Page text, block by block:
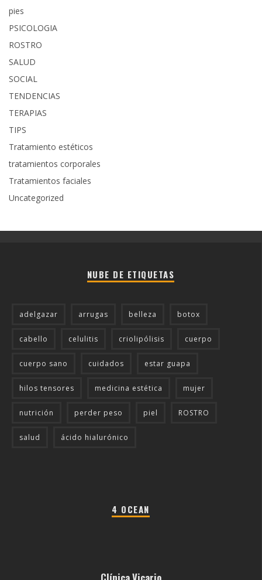
pies
PSICOLOGIA
ROSTRO
SALUD
SOCIAL
TENDENCIAS
TERAPIAS
TIPS
Tratamiento estéticos
tratamientos corporales
Tratamientos faciales
Uncategorized
NUBE DE ETIQUETAS
adelgazar arrugas belleza botox
cabello celulitis criolipólisis cuerpo
cuerpo sano cuidados estar guapa
hilos tensores medicina estética mujer
nutrición perder peso piel ROSTRO
salud ácido hialurónico
4 OCEAN